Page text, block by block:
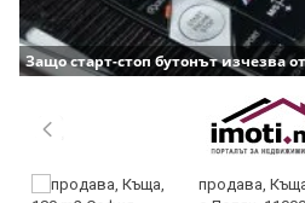
Защо старт-стоп бутонът изчезва
продава,